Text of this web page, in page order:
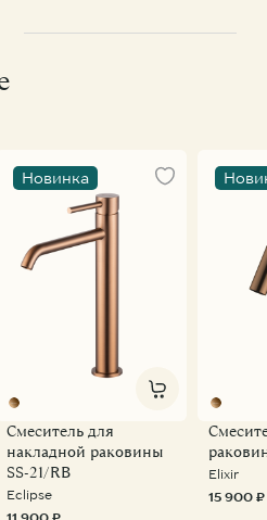
Новинка
Смеситель для
накладной раковины
SS-21/RB
Eclipse
Elixir
15 900 ₽